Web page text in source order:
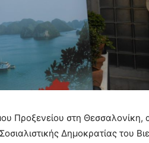
Προξενείου στη
Δημοκρατίας του